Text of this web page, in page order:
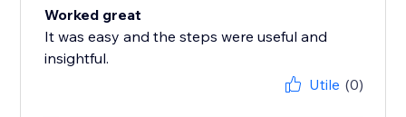
Worked great
It was easy and the steps were useful and
insightful.
Utile (0)